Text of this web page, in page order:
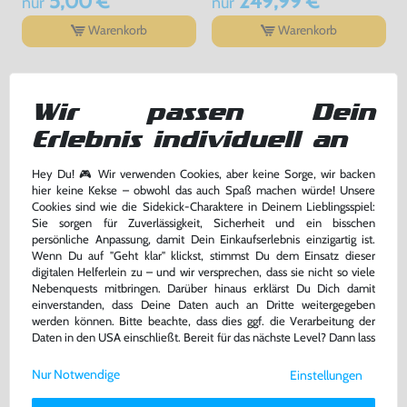
System sorgt für noch umfangreichere Zieloptionen bei
direkten Freistößen und Elfmetern. Die neue
technikbasiertere Schussmechanik sorgt dabei für noch
ermöglichen noch konstantere und präzisere Abschlüsse.
Dank noch größerer Schuss-Authentizität werden
realistische Abschlüsse stärker belohnt, sodass schwierige
Schusssituationen wie Volley-Flanken nun mit größerem
Risiko, aber auch potenziell mit noch größeren
Erfolgschancen verbunden sind.
Ballphysik: Der Ball ist die dritte dynamische Komponente
eines Fußballspiels. Das Ballphysik-System sorgt im
Gameplay für neuartigen Realismus, mit neuen
Schuss-Flugbahnen, noch realistischeren Zweikämpfen
und
physikbasiertem Verhalten.
- Football Informed Motion: Ein überarbeitetes
Bewegungssystem ermöglicht noch authentischere
realistischeres Fußballerlebnis.
- Neue Schuss-Flugbahnen: Das neue Ballbewegungs-
Warenkorb Warenkorb
GEKAUFT
Battleborn
FIFA 15
Wir passen Dein
Erlebnis individuell an
Hey Du! 🎮 Wir verwenden Cookies, aber keine Sorge, wir backen
hier keine Kekse – obwohl das auch Spaß machen würde! Unsere
Cookies sind wie die Sidekick-Charaktere in Deinem Lieblingsspiel:
Sie sorgen für Zuverlässigkeit, Sicherheit und ein bisschen
persönliche Anpassung, damit Dein Einkaufserlebnis einzigartig ist.
Wenn Du auf "Geht klar" klickst, stimmst Du dem Einsatz dieser
digitalen Helferlein zu – und wir versprechen, dass sie nicht so viele
Nebenquests mitbringen. Darüber hinaus erklärst Du Dich damit
einverstanden, dass Deine Daten auch an Dritte weitergegeben
werden können. Bitte beachte, dass dies ggf. die Verarbeitung der
Daten in den USA einschließt. Bereit für das nächste Level? Dann lass
Weitere Informationen zu den von uns verwendeten Cookies und
Deinen Rechten als Nutzer findest Du in unsererDaten­schutz­
Einstellungen
Nur Notwendige